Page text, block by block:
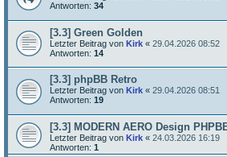
Antworten: 34
[3.3] Green Golden
Letzter Beitrag von Kirk « 29.04.2026 08:52
Antworten: 14
[3.3] phpBB Retro
Letzter Beitrag von Kirk « 29.04.2026 08:51
Antworten: 19
[3.3] MODERN AERO Design
Letzter Beitrag von Kirk « 24.03.2026 16:19
Antworten: 1